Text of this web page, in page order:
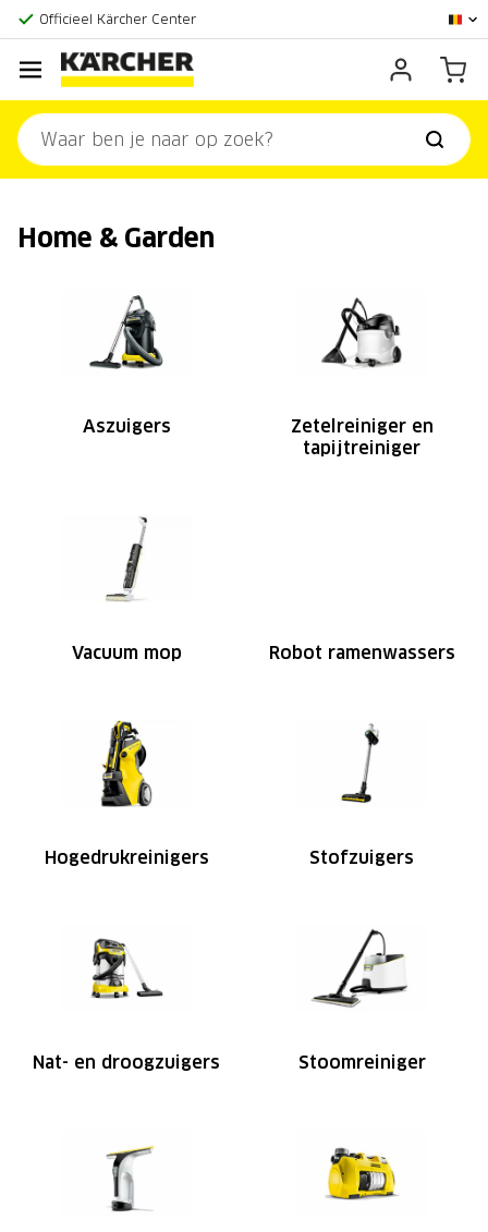
Klantenscore:9,3/10
Home & Garden
Aszuigers
Zetelreiniger en
tapijtreiniger
Vacuum mop Robot ramenwassers
Hogedrukreinigers Stofzuigers
Nat- en droogzuigers Stoomreiniger